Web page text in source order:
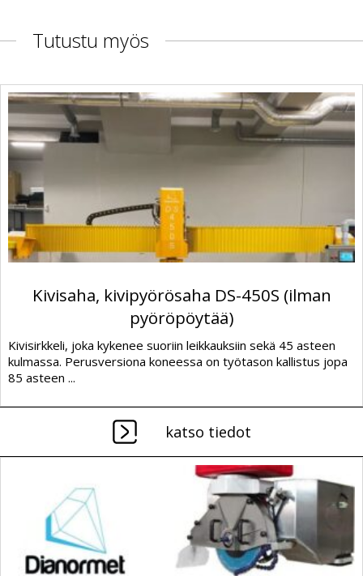
Tutustu myös
Kivisaha, kivipyörösaha DS-450S (ilman
pyöröpöytää)
Kivisirkkeli, joka kykenee suoriin leikkauksiin sekä 45 asteen
kulmassa. Perusversiona koneessa on työtason kallistus jopa
85 asteen ...
katso tiedot